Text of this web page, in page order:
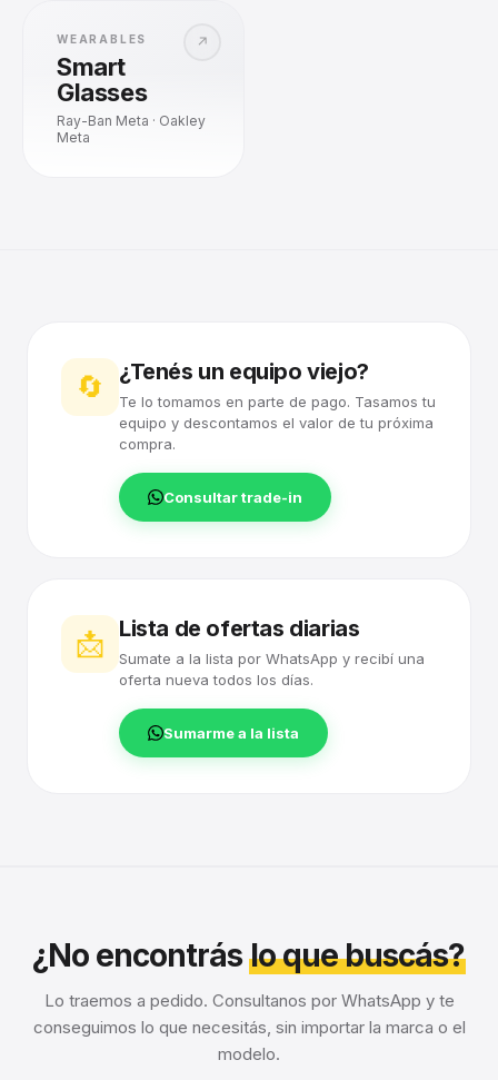
↗
WEARABLES
Smart
Glasses
Ray-Ban Meta · Oakley
Meta
🔄 ¿Tenés un equipo viejo?
Te lo tomamos en parte de pago. Tasamos tu
equipo y descontamos el valor de tu próxima
compra.
Consultar trade-in
📩 Lista de ofertas diarias
Sumate a la lista por WhatsApp y recibí una
oferta nueva todos los días.
Sumarme a la lista
¿No encontráslo que buscás?
Lo traemos a pedido. Consultanos por WhatsApp y te
conseguimos lo que necesitás, sin importar la marca o el
modelo.